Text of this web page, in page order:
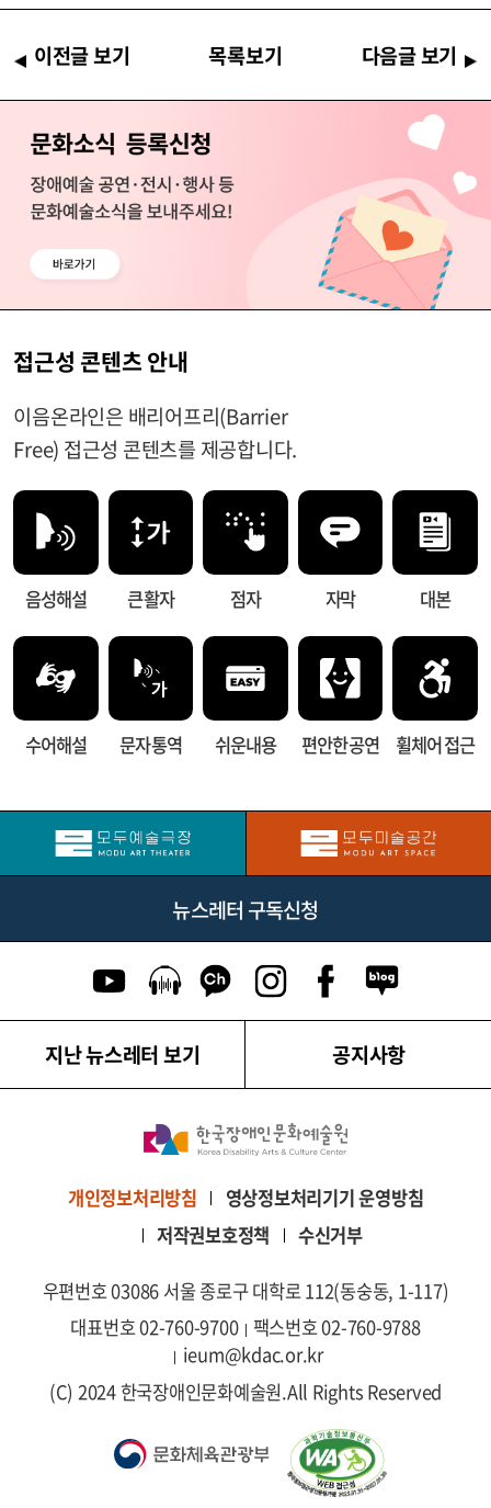
이전글 보기 목록보기 다음글 보기
접근성 콘텐츠 안내
이음온라인은 배리어프리(Barrier
Free) 접근성 콘텐츠를 제공합니다.
음성해설 큰 활자 점자 자막 대본
수어해설 문자 통역 쉬운내용 편안한 공연 휠체어 접근
뉴스레터 구독신청
지난 뉴스레터 보기
카카오톡 채널 이동
유튜브 이동팟캐스트 이동 네이버블로
페이스북 이동
인스타그램 이동
공지사항
개인정보처리방침
영상정보처리기기 운영방침
저작권보호정책
수신거부
우편번호 03086 서울 종로구 대학로 112(동숭동, 1-117)
대표번호 02-760-9700 팩스번호 02-760-9788
ieum@kdac.or.kr
(C) 2024 한국장애인문화예술원.All Rights Reserved